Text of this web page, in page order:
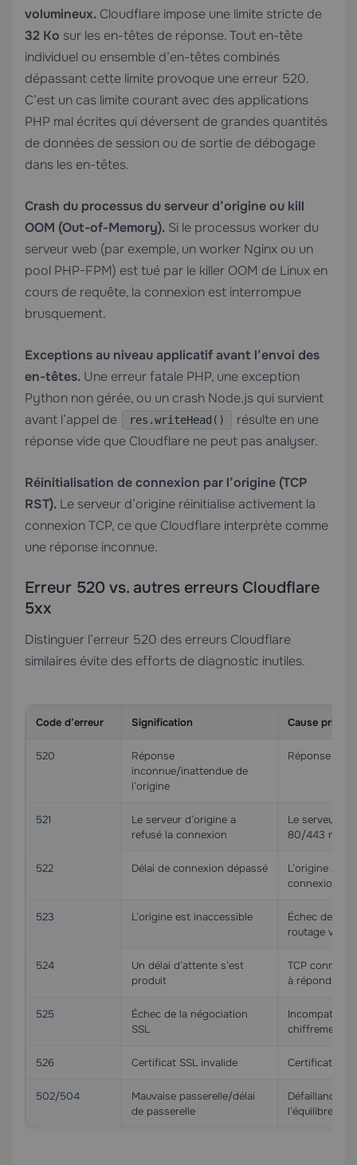
volumineux. Cloudflare impose une limite stricte de
32 Ko sur les en-têtes de réponse. Tout en-tête
individuel ou ensemble d’en-têtes combinés
dépassant cette limite provoque une erreur 520.
C’est un cas limite courant avec des applications
PHP mal écrites qui déversent de grandes quantités
de données de session ou de sortie de débogage
dans les en-têtes.
Crash du processus du serveur d’origine ou kill
OOM (Out-of-Memory). Si le processus worker du
serveur web (par exemple, un worker Nginx ou un
pool PHP-FPM) est tué par le killer OOM de Linux en
cours de requête, la connexion est interrompue
brusquement.
Exceptions au niveau applicatif avant l’envoi des
en-têtes. Une erreur fatale PHP, une exception
Python non gérée, ou un crash Node.js qui survient
avant l’appel de
res.writeHead()
résulte en une
réponse vide que Cloudflare ne peut pas analyser.
Réinitialisation de connexion par l’origine (TCP
RST). Le serveur d’origine réinitialise activement la
connexion TCP, ce que Cloudflare interprète comme
une réponse inconnue.
Erreur 520 vs. autres erreurs Cloudflare
5xx
Distinguer l’erreur 520 des erreurs Cloudflare
similaires évite des efforts de diagnostic inutiles.
Code d’erreur Signification Cause
520
Réponse
inconnue/inattendue de
l’origine
Réponse
521
Le serveur d’origine a
refusé la connexion
Le serveur
80/443 non
522 Délai de connexion dépassé
L’origine a
connexion
523 L’origine est inaccessible
Échec de
routage vers
524
Un délai d’attente s’est
produit
TCP
à répondre
525
Échec de la négociation
SSL
chiffrement
526 Certificat SSL invalide Certificat
502/504
Mauvaise passerelle/délai
de passerelle
Défaillance
l’équilibreur